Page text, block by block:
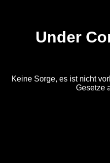
Under
Keine Sorge, es ist nicht
Gesetze